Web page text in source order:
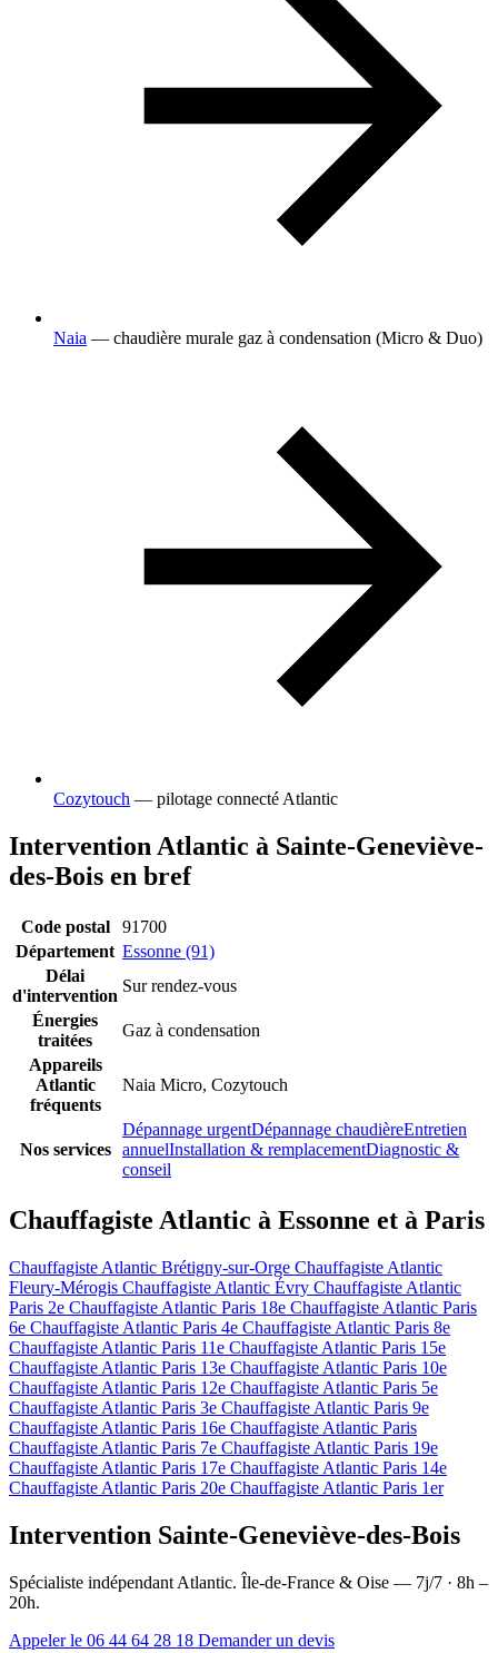
Naia — chaudière murale gaz à condensation (Micro & Duo)
Cozytouch — pilotage connecté Atlantic
Intervention Atlantic à Sainte-Geneviève-
des-Bois en bref
Code postal
91700
Département Essonne (91)
Délai
d'intervention
Sur rendez-vous
Énergies
traitées
Gaz à condensation
Appareils
Atlantic
fréquents
Naia Micro, Cozytouch
Nos services
Dépannage urgentDépannage chaudièreEntretien
annuelInstallation & remplacementDiagnostic &
conseil
Chauffagiste Atlantic à Essonne et à Paris
Chauffagiste Atlantic Brétigny-sur-Orge Chauffagiste Atlantic
Fleury-Mérogis Chauffagiste Atlantic Évry Chauffagiste Atlantic
Paris 2e Chauffagiste Atlantic Paris 18e Chauffagiste Atlantic Paris
6e Chauffagiste Atlantic Paris 4e Chauffagiste Atlantic Paris 8e
Chauffagiste Atlantic Paris 11e Chauffagiste Atlantic Paris 15e
Chauffagiste Atlantic Paris 13e Chauffagiste Atlantic Paris 10e
Chauffagiste Atlantic Paris 12e Chauffagiste Atlantic Paris 5e
Chauffagiste Atlantic Paris 3e Chauffagiste Atlantic Paris 9e
Chauffagiste Atlantic Paris 16e Chauffagiste Atlantic Paris
Chauffagiste Atlantic Paris 7e Chauffagiste Atlantic Paris 19e
Chauffagiste Atlantic Paris 17e Chauffagiste Atlantic Paris 14e
Chauffagiste Atlantic Paris 20e Chauffagiste Atlantic Paris 1er
Intervention Sainte-Geneviève-des-Bois
Spécialiste indépendant Atlantic. Île-de-France & Oise — 7j/7 · 8h –
20h.
Appeler le 06 44 64 28 18 Demander un devis